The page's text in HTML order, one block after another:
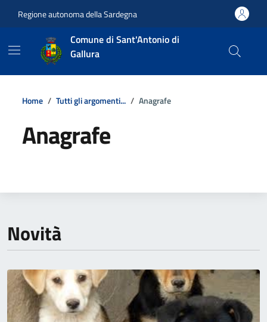
Regione autonoma della Sardegna
Comune di Sant'Antonio di
Gallura
Home Tutti gli argomenti... Anagrafe
Anagrafe
Novità